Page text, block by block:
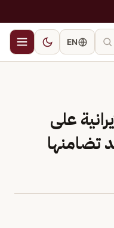
EN
على
تضامنها